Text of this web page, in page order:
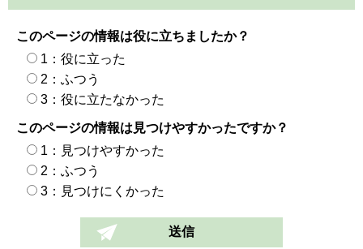
このページの情報は役に立ちましたか？
1：役に立った
2：ふつう
3：役に立たなかった
このページの情報は見つけやすかったですか？
1：見つけやすかった
2：ふつう
3：見つけにくかった